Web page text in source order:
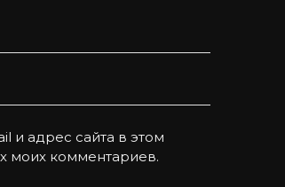
и адрес сайта в этом
моих комментариев.